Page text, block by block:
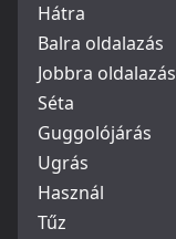
Hátra
Balra oldalazás
Jobbra oldalazás
Séta
Guggolójárás
Ugrás
Használ
Tűz